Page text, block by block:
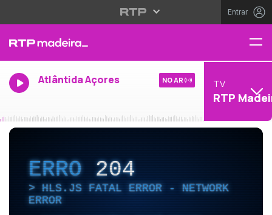
Entrar
Atlântida Açores NO AR TV
RTP
ERRO204
HLS.JS FATAL ERROR - NETWORK
ERROR